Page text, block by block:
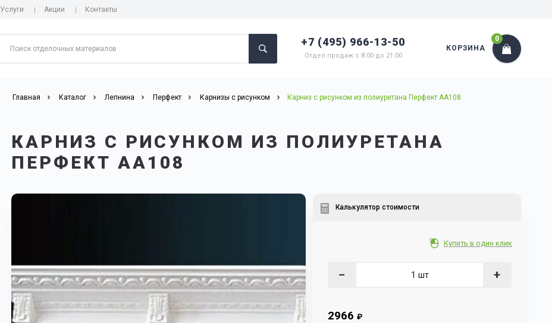
Услуги Акции Контакты
+7 (495) 966-13-50
Отдел продаж с 8:00 до 21:00
КОРЗИНА
0
Главная Каталог Лепнина Перфект Карнизы с рисунком Карниз с рисунком из полиуретана Перфект AA108
КАРНИЗ С РИСУНКОМ ИЗ ПОЛИУРЕТАНА
ПЕРФЕКТ AA108
Калькулятор стоимости
Купить в один клик
− +
2966 ₽